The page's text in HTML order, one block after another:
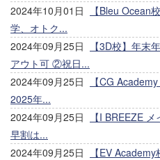
2024年10月01日
【Bleu Ocean
学、オトク...
2024年09月25日
【3D校】年末
アウト可 ②祝日...
2024年09月25日
【CG
2025年...
2024年09月25日
【I BREEZE
早割は...
2024年09月25日
【EV